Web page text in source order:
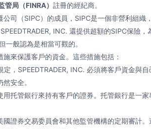
管局（FINRA） 註冊的經紀商。
司（SIPC）的成員，SIPC是一個非營利組織
INC. 還提供超額的SIPC保險，
一般認為是相當可觀的。
來保護客戶的資金。這些措施包括：
定，SPEEDTRADER, INC. 必須將客戶資金與
安全。
用托管銀行來持有客戶的證券。托管銀行是一
國證券交易委員會和其他監管機構的定期審計